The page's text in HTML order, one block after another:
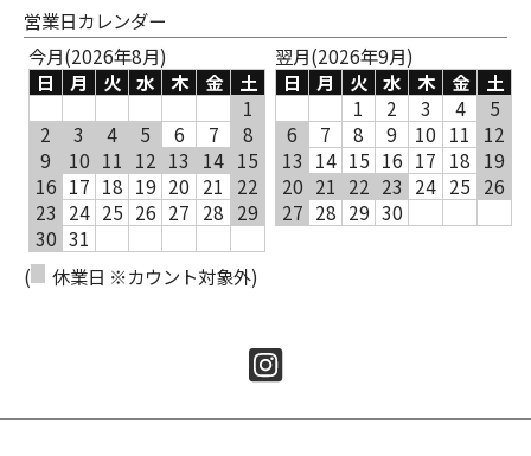
営業日カレンダー
今月(2026年8月)
日
月 火 水 木 金
土
1
2
3 4 5 6 7
8
9
10 11 12 13 14 15
16 17 18 19 20 21
22
23 24 25 26 27 28 29
30 31
翌月(2026年9月)
日
月 火 水 木 金
土
1
2 3 4
5
6
7 8 9 10 11
12
13 14 15 16 17 18 19
20 21 22 23 24 25 26
27 28 29 30
( 休業日 ※カウント対象外)